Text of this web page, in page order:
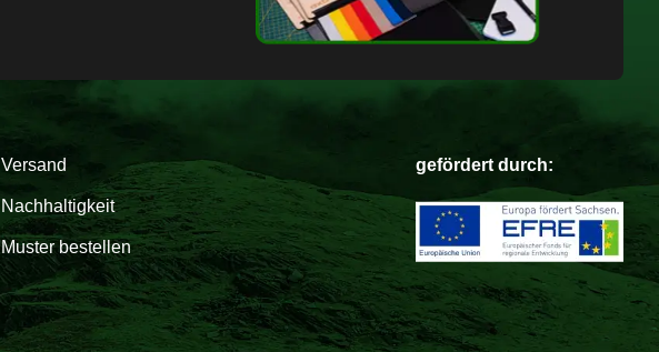
Versand
Nachhaltigkeit
Muster bestellen
gefördert durch: